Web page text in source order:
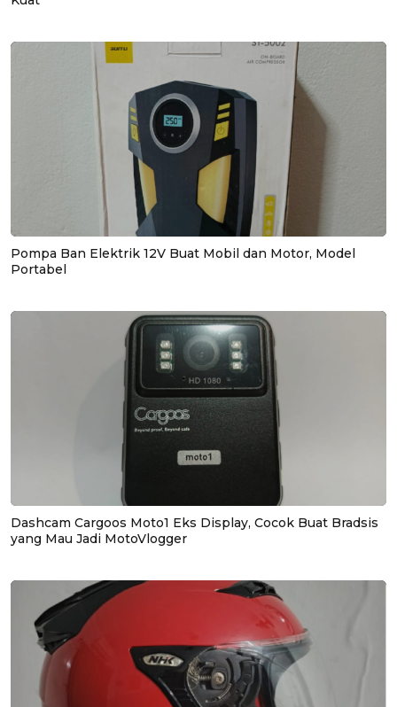
Pompa Ban Elektrik 12V Buat Mobil dan Motor, Model
Portabel
Dashcam Cargoos Moto1 Eks Display, Cocok Buat Bradsis
yang Mau Jadi MotoVlogger